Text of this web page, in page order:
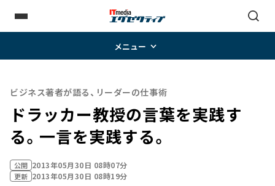
メニュー
ビジネス著者が語る、リーダーの仕事術
ドラッカー教授の言葉を実践す
る。一言を実践する。
公開 2013年05月30日 08時07分
更新 2013年05月30日 08時19分